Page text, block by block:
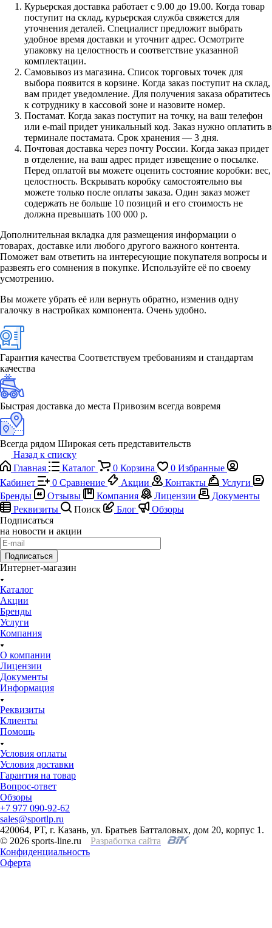
Курьерская доставка работает с 9.00 до 19.00. Когда товар
поступит на склад, курьерская служба свяжется для
уточнения деталей. Специалист предложит выбрать
удобное время доставки и уточнит адрес. Осмотрите
упаковку на целостность и соответствие указанной
комплектации.
Самовывоз из магазина. Список торговых точек для
выбора появится в корзине. Когда заказ поступит на склад,
вам придет уведомление. Для получения заказа обратитесь
к сотруднику в кассовой зоне и назовите номер.
Постамат. Когда заказ поступит на точку, на ваш телефон
или e-mail придет уникальный код. Заказ нужно оплатить в
терминале постамата. Срок хранения — 3 дня.
Почтовая доставка через почту России. Когда заказ придет
в отделение, на ваш адрес придет извещение о посылке.
Перед оплатой вы можете оценить состояние коробки: вес,
целостность. Вскрывать коробку самостоятельно вы
можете только после оплаты заказа. Один заказ может
содержать не больше 10 позиций и его стоимость не
должна превышать 100 000 р.
Дополнительная вкладка для размещения информации о
товарах, доставке или любого другого важного контента.
Поможет вам ответить на интересующие покупателя вопросы и
развеять его сомнения в покупке. Используйте её по своему
усмотрению.
Вы можете убрать её или вернуть обратно, изменив одну
галочку в настройках компонента. Очень удобно.
Гарантия качества Соответствуем требованиям и стандартам
качества
Быстрая доставка до места Привозим всегда вовремя
Всегда рядом Широкая сеть представительств
Назад к списку
Главная
Каталог 0 Корзина 0 Избранные
Кабинет
0 Сравнение Акции Контакты
Услуги
Бренды
Отзывы Компания Лицензии
Документы
Реквизиты
Поиск Блог
Обзоры
Подписаться
на новости и акции
Подписаться
Интернет-магазин
Каталог
Акции
Бренды
Услуги
Компания
О компании
Лицензии
Документы
Информация
Реквизиты
Клиенты
Помощь
Условия оплаты
Условия доставки
Гарантия на товар
Вопрос-ответ
Обзоры
+7 977 090-92-62
sales@sportlp.ru
420064, PT, г. Казань, ул. Братьев Батталовых, дом 20, корпус 1.
© 2026 sports-line.ru
Разработка сайта
Конфиденциальность
Оферта